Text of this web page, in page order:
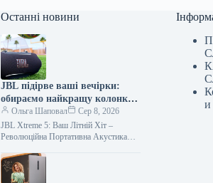
Останні новини
JBL підірве ваші вечірки:
обираємо найкращу колонку
рокуОльга Шаповал
Сер 8, 2026
JBL Xtreme 5: Ваш Літній Хіт –
Революційна Портативна Акустика
Xtreme 5 Завойовує Літо 2026…
и